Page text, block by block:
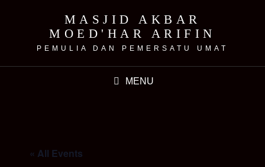
MASJID AKBAR
MOED'HAR ARIFIN
PEMULIA DAN PEMERSATU UMAT
MENU
« All Events